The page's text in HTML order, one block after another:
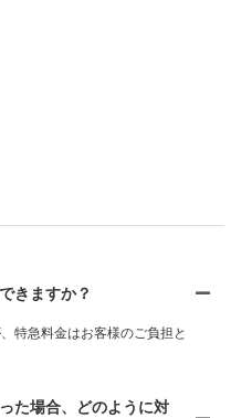
きますか？
特急料金はお客様のご負担と
た場合、どのように対